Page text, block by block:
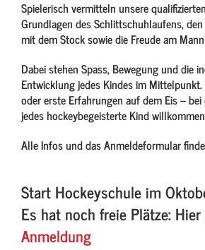
Spielerisch vermitteln unsere
Grundlagen des Schlittschuhlaufens,
mit dem Stock sowie die Freude am
Dabei stehen Spass, Bewegung und die
Entwicklung jedes Kindes im
oder erste Erfahrungen auf dem Eis –
jedes hockeybegeisterte Kind
Alle Infos und das Anmeldeformular
Start Hockeyschule im
Es hat noch freie Plätze:
Anmeldung